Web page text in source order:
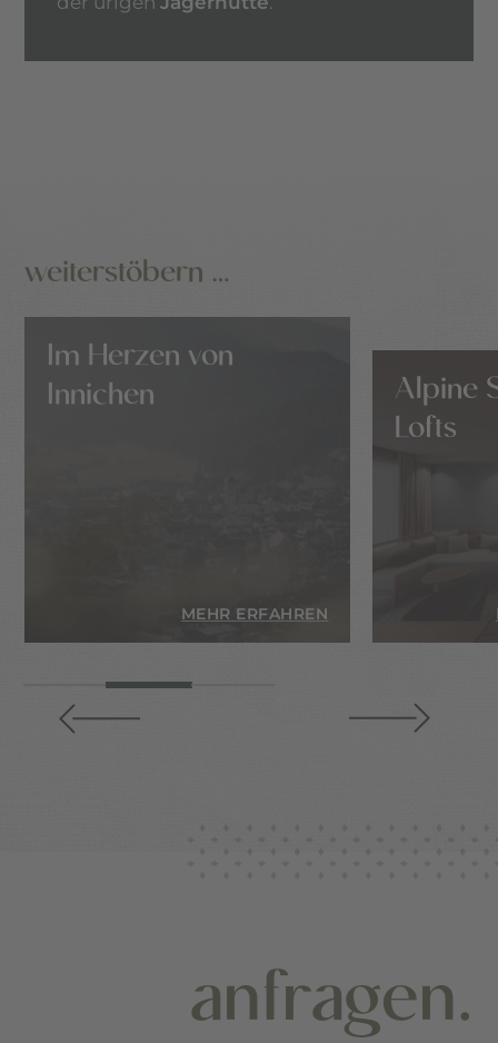
weiterstöbern …
Im Herzen von
Innichen
MEHR ERFAHREN
Alpine
Lofts
anfragen.